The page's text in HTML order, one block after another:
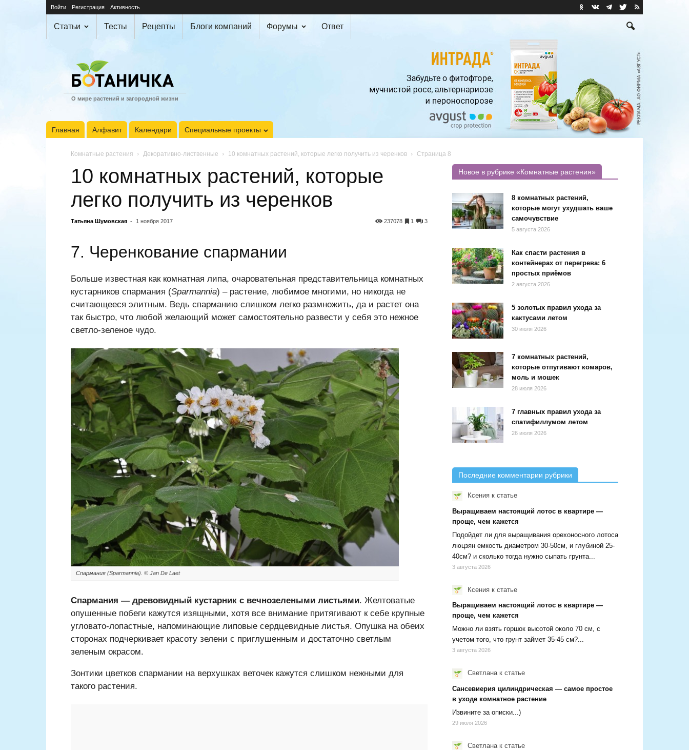
Войти Регистрация Активность
Статьи Тесты Рецепты Блоги компаний Форумы Ответ
О мире растений и загородной жизни
Главная Алфавит Календари Специальные проекты
Комнатные растения Декоративно-лиственные 10 комнатных растений, которые легко получить из черенков Страница 8
10 комнатных растений, которые
легко получить из черенков
Татьяна Шумовская - 1 ноября 2017 3
1
237078
7. Черенкование спармании
Больше известная как комнатная липа, очаровательная представительница комнатных
кустарников спармания (Sparmannia) – растение, любимое многими, но никогда не
считающееся элитным. Ведь спарманию слишком легко размножить, да и растет она
так быстро, что любой желающий может самостоятельно развести у себя это нежное
светло-зеленое чудо.
Спармания (Sparmannia). © Jan De Laet
Спармания — древовидный кустарник с вечнозелеными листьями. Желтоватые
опушенные побеги кажутся изящными, хотя все внимание притягивают к себе крупные
угловато-лопастные, напоминающие липовые сердцевидные листья. Опушка на обеих
сторонах подчеркивает красоту зелени с приглушенным и достаточно светлым
зеленым окрасом.
Зонтики цветков спармании на верхушках веточек кажутся слишком нежными для
такого растения.
Новое в рубрике «Комнатные растения»
8 комнатных растений,
которые могут ухудшать ваше
самочувствие
5 августа 2026
Как спасти растения в
контейнерах от перегрева: 6
простых приёмов
2 августа 2026
5 золотых правил ухода за
кактусами летом
30 июля 2026
7 комнатных растений,
которые отпугивают комаров,
моль и мошек
28 июля 2026
7 главных правил ухода за
спатифиллумом летом
26 июля 2026
Последние комментарии рубрики
Ксения к статье
Выращиваем настоящий лотос в квартире —
проще, чем кажется
Подойдет ли для выращивания орехоносного лотоса
люцзян емкость диаметром 30-50см, и глубиной 25-
40см? и сколько тогда нужно сыпать грунта...
3 августа 2026
Ксения к статье
Выращиваем настоящий лотос в квартире —
проще, чем кажется
Можно ли взять горшок высотой около 70 см, с
учетом того, что грунт займет 35-45 см?...
3 августа 2026
Светланак статье
Сансевиерия цилиндрическая — самое простое
в уходе комнатное растение
Извините за описки...)
29 июля 2026
Светлана к статье